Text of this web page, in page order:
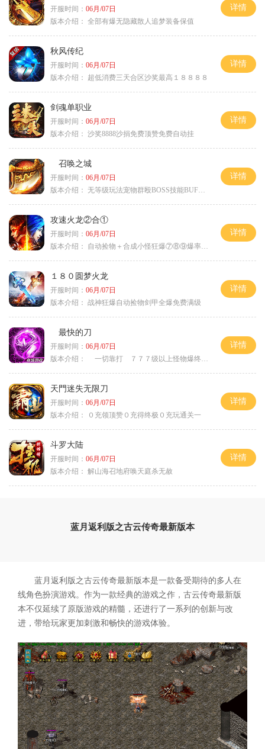
开服时间： 06月/07日
版本介绍： 全部有爆无隐藏散人追梦装备保值
详情
秋风传纪
开服时间： 06月/07日
版本介绍：
超低消费三天合区沙奖最高１８８８８
详情
剑魂单职业
开服时间： 06月/07日
版本介绍： 沙奖8888沙捐免费顶赞免费自动挂
详情
召唤之城
开服时间： 06月/07日
版本介绍： 无等级玩法宠物群殴BOSS技能BUFF铭文B
详情
攻速火龙②合①
开服时间： 06月/07日
版本介绍：
自动捡物＋合成小怪狂爆⑦⑧⑨爆率+９
详情
１８０圆梦火龙
开服时间： 06月/07日
版本介绍： 战神狂爆自动捡物剑甲全爆免费满级
详情
最快的刀
开服时间： 06月/07日
版本介绍：
一切靠打 ７７７级以上怪物爆终极
详情
天門迷失无限刀
开服时间： 06月/07日
版本介绍：
０充领顶赞０充得终极０充玩通关一
详情
斗罗大陆
开服时间： 06月/07日
版本介绍： 解山海召地府唤天庭杀无赦
详情
蓝月返利版之古云传奇最新版本
蓝月返利版之古云传奇最新版本是一款备受期待的多人在
线角色扮演游戏。作为一款经典的游戏之作，古云传奇最新版
本不仅延续了原版游戏的精髓，还进行了一系列的创新与改
进，带给玩家更加刺激和畅快的游戏体验。